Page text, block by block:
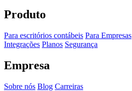
Produto
Para escritórios contábeis Para Empresas
Integrações Planos Segurança
Empresa
Sobre nós Blog Carreiras